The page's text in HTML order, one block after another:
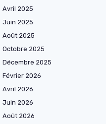
Avril 2025
Juin 2025
Août 2025
Octobre 2025
Décembre 2025
Février 2026
Avril 2026
Juin 2026
Août 2026